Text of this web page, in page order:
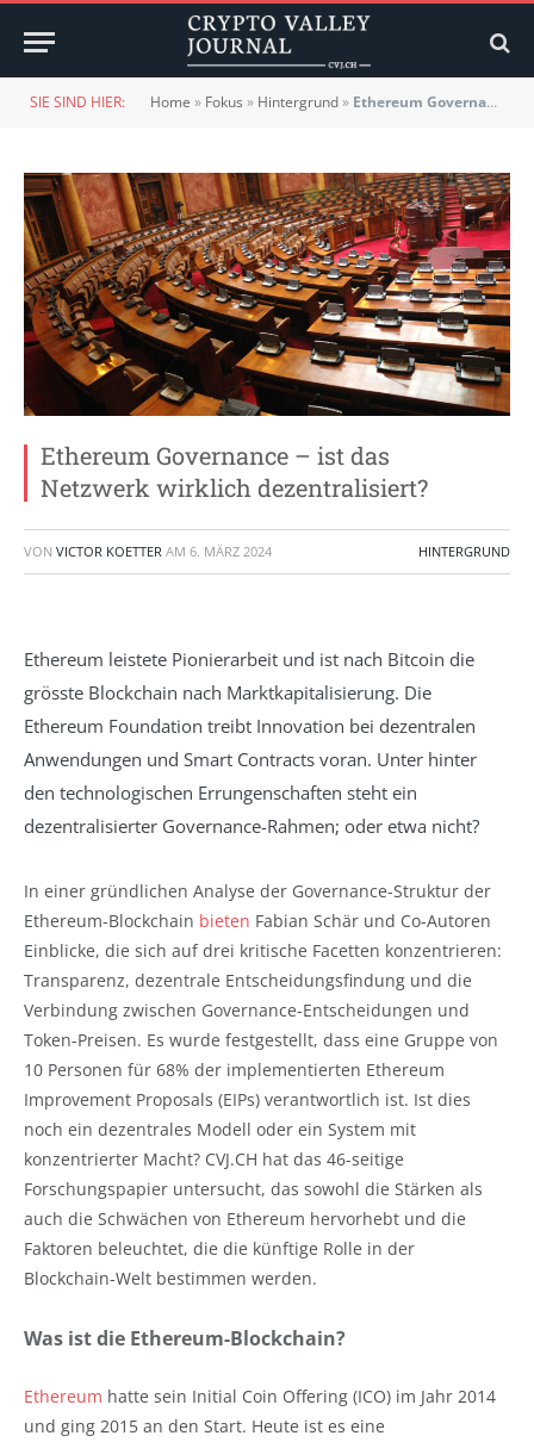
SIE SIND HIER: Home » Fokus » Hintergrund» Ethereum Governance – ist das Netzwerk wirklich dezentralisiert?
Ethereum Governance – ist das
Netzwerk wirklich dezentralisiert?
VON VICTOR KOETTER AM 6. MÄRZ 2024 HINTERGRUND
Ethereum leistete Pionierarbeit und ist nach Bitcoin die
grösste Blockchain nach Marktkapitalisierung. Die
Ethereum Foundation treibt Innovation bei dezentralen
Anwendungen und Smart Contracts voran. Unter hinter
den technologischen Errungenschaften steht ein
dezentralisierter Governance-Rahmen; oder etwa nicht?
In einer gründlichen Analyse der Governance-Struktur der
Ethereum-Blockchain bieten Fabian Schär und Co-Autoren
Einblicke, die sich auf drei kritische Facetten konzentrieren:
Transparenz, dezentrale Entscheidungsfindung und die
Verbindung zwischen Governance-Entscheidungen und
Token-Preisen. Es wurde festgestellt, dass eine Gruppe von
10 Personen für 68% der implementierten Ethereum
Improvement Proposals (EIPs) verantwortlich ist. Ist dies
noch ein dezentrales Modell oder ein System mit
konzentrierter Macht? CVJ.CH hat das 46-seitige
Forschungspapier untersucht, das sowohl die Stärken als
auch die Schwächen von Ethereum hervorhebt und die
Faktoren beleuchtet, die die künftige Rolle in der
Blockchain-Welt bestimmen werden.
Was ist die Ethereum-Blockchain?
Ethereum hatte sein Initial Coin Offering (ICO) im Jahr 2014
und ging 2015 an den Start. Heute ist es eine